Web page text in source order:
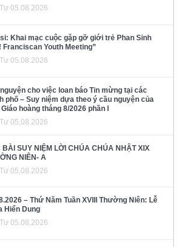
05.08.2026
Khai mạc cuộc gặp gỡ giới trẻ Phan Sinh
Franciscan Youth Meeting”
05.08.2026
cho việc loan báo Tin mừng tại các
phố – Suy niệm dựa theo ý cầu nguyện của
hoàng tháng 8/2026 phần I
05.08.2026
BÀI SUY NIỆM LỜI CHÚA CHÚA NHẬT XIX
NIÊN- A
05.08.2026
– Thứ Năm Tuần XVIII Thường Niên: Lễ
Hiển Dung
05.08.2026